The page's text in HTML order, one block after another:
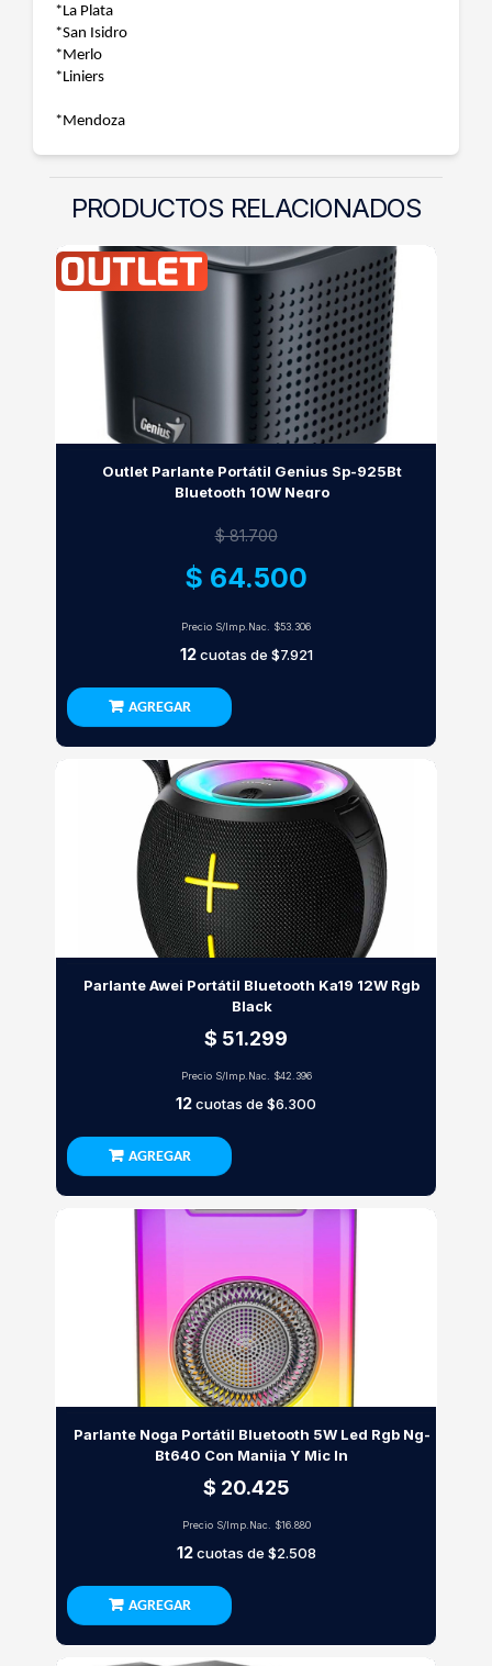
*La Plata
*San Isidro
*Merlo
*Liniers
*Mendoza
PRODUCTOS RELACIONADOS
Outlet Parlante Portátil Genius Sp-925Bt
Bluetooth 10W Negro
$ 81.700
$ 64.500
Precio S/Imp.Nac. $53.306
12cuotas de $7.921
AGREGAR
Parlante Awei Portátil Bluetooth Ka19 12W Rgb
Black
$ 51.299
Precio S/Imp.Nac. $42.396
12cuotas de $6.300
AGREGAR
Parlante Noga Portátil Bluetooth 5W Led Rgb Ng-
Bt640 Con Manija Y Mic In
$ 20.425
Precio S/Imp.Nac. $16.880
12cuotas de $2.508
AGREGAR